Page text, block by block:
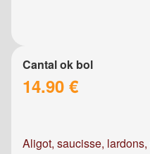
Cantal ok bol
14.90 €
Aligot, saucisse,